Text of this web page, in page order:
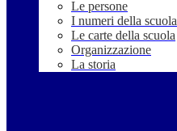
Le persone
I numeri della scuola
Le carte della scuola
Organizzazione
La storia